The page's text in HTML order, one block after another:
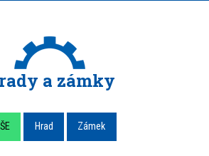
a zámky
Hrad Zámek